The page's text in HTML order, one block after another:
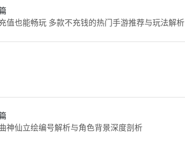
值也能畅玩 多款不充钱的热门手游推荐与玩法解析
神仙立绘编号解析与角色背景深度剖析